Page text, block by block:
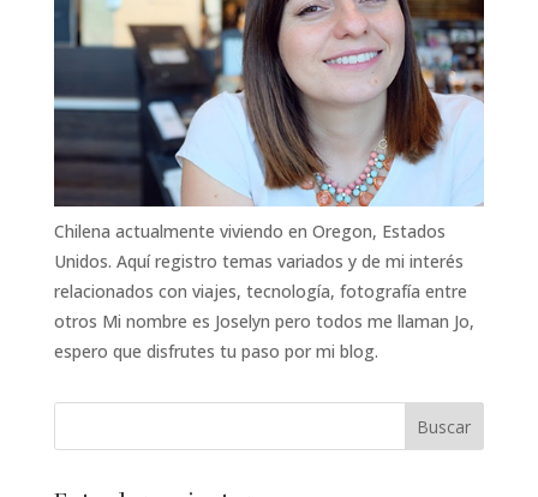
Chilena actualmente viviendo en Oregon, Estados
Unidos. Aquí registro temas variados y de mi interés
relacionados con viajes, tecnología, fotografía entre
otros Mi nombre es Joselyn pero todos me llaman Jo,
espero que disfrutes tu paso por mi blog.